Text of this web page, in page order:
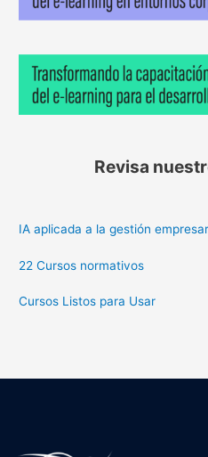
Revisa
IA aplicada a la gestión
22 Cursos normativos
Cursos Listos para Usar